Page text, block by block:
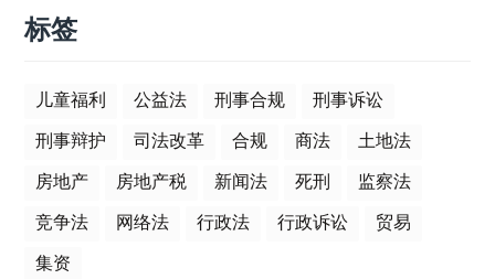
标签
儿童福利 公益法 刑事合规
刑事诉讼
刑事辩护
司法改革 合规 商法
土地法
房地产
房地产税 新闻法 死刑
监察法
竞争法
网络法 行政法 行政诉讼
贸易
集资